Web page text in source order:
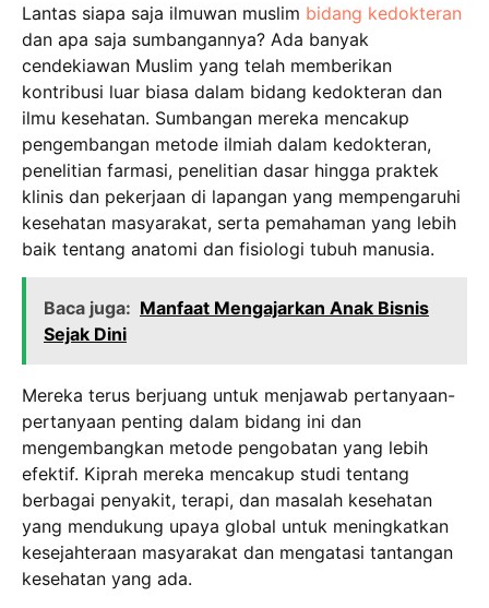
Lantas siapa saja ilmuwan muslim bidang kedokteran
dan apa saja sumbangannya? Ada banyak
cendekiawan Muslim yang telah memberikan
kontribusi luar biasa dalam bidang kedokteran dan
ilmu kesehatan. Sumbangan mereka mencakup
pengembangan metode ilmiah dalam kedokteran,
penelitian farmasi, penelitian dasar hingga praktek
klinis dan pekerjaan di lapangan yang mempengaruhi
kesehatan masyarakat, serta pemahaman yang lebih
baik tentang anatomi dan fisiologi tubuh manusia.
Baca juga: Manfaat Mengajarkan Anak Bisnis
Sejak Dini
Mereka terus berjuang untuk menjawab pertanyaan-
pertanyaan penting dalam bidang ini dan
mengembangkan metode pengobatan yang lebih
efektif. Kiprah mereka mencakup studi tentang
berbagai penyakit, terapi, dan masalah kesehatan
yang mendukung upaya global untuk meningkatkan
kesejahteraan masyarakat dan mengatasi tantangan
kesehatan yang ada.